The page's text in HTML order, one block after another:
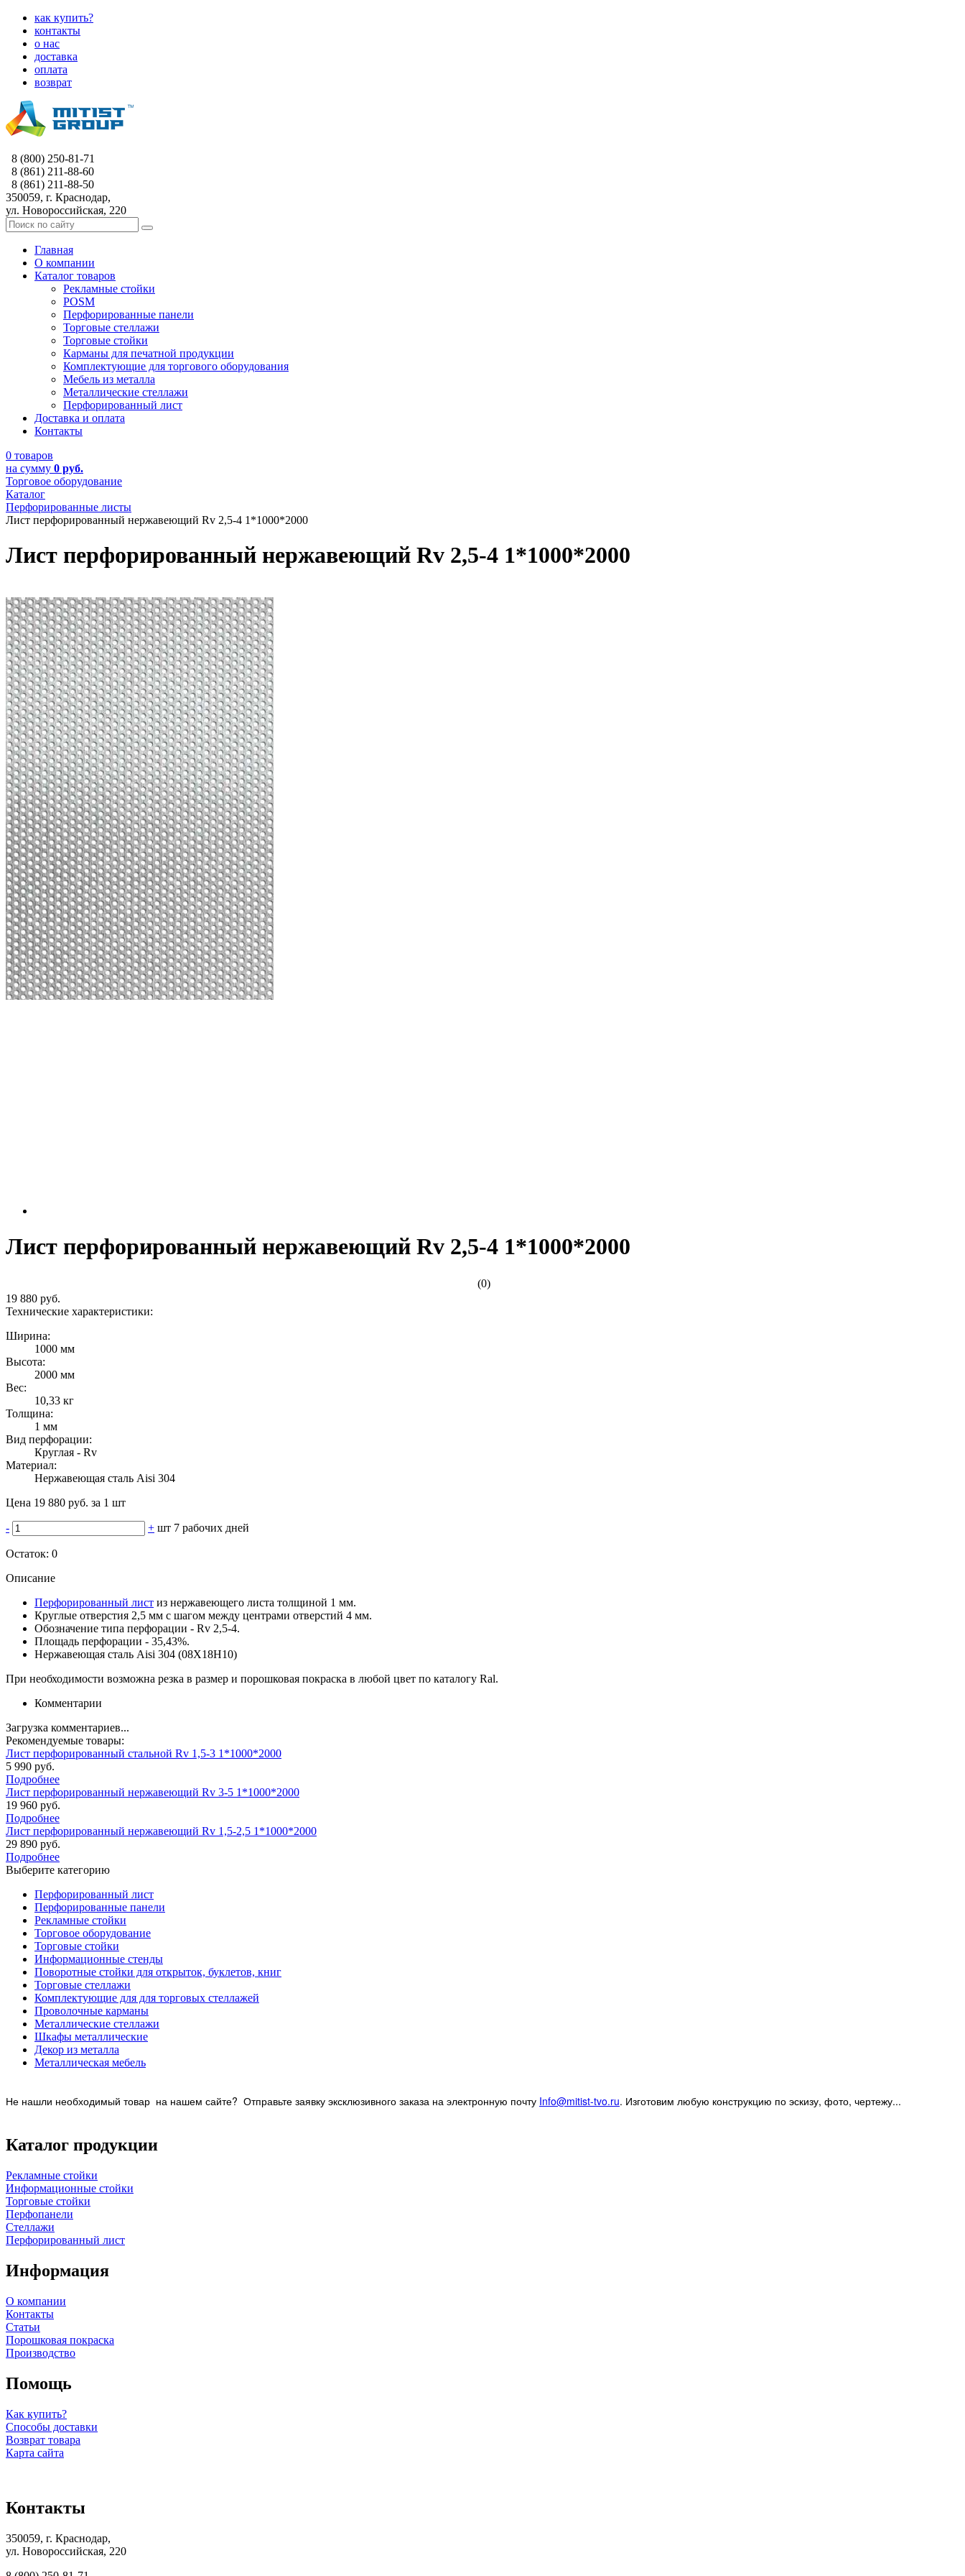
как купить?
контакты
о нас
доставка
оплата
возврат
8 (800) 250-81-71
8 (861) 211-88-60
8 (861) 211-88-50
350059, г. Краснодар,
ул. Новороссийская, 220
Главная
О компании
Каталог товаров
Рекламные стойки
POSM
Перфорированные панели
Торговые стеллажи
Торговые стойки
Карманы для печатной продукции
Комплектующие для торгового оборудования
Мебель из металла
Металлические стеллажи
Перфорированный лист
Доставка и оплата
Контакты
0 товаров
на сумму 0 руб.
Торговое оборудование
Каталог
Перфорированные листы
Лист перфорированный нержавеющий Rv 2,5-4 1*1000*2000
Лист перфорированный нержавеющий Rv 2,5-4 1*1000*2000
Лист перфорированный нержавеющий Rv 2,5-4 1*1000*2000
(0)
19 880 руб.
Технические характеристики:
Ширина:
1000 мм
Высота:
2000 мм
Вес:
10,33 кг
Толщина:
1 мм
Вид перфорации:
Круглая - Rv
Материал:
Нержавеющая сталь Aisi 304
Цена 19 880 руб. за 1 шт
- + шт 7 рабочих дней
Остаток: 0
Описание
Перфорированный лист из нержавеющего листа толщиной 1 мм.
Круглые отверстия 2,5 мм с шагом между центрами отверстий 4 мм.
Обозначение типа перфорации - Rv 2,5-4.
Площадь перфорации - 35,43%.
Нержавеющая сталь Aisi 304 (08Х18Н10)
При необходимости возможна резка в размер и порошковая покраска в любой цвет по каталогу Ral.
Комментарии
Загрузка комментариев...
Рекомендуемые товары:
Лист перфорированный стальной Rv 1,5-3 1*1000*2000
5 990 руб.
Подробнее
Лист перфорированный нержавеющий Rv 3-5 1*1000*2000
19 960 руб.
Подробнее
Лист перфорированный нержавеющий Rv 1,5-2,5 1*1000*2000
29 890 руб.
Подробнее
Выберите категорию
Перфорированный лист
Перфорированные панели
Рекламные стойки
Торговое оборудование
Торговые стойки
Информационные стенды
Поворотные стойки для открыток, буклетов, книг
Торговые стеллажи
Комплектующие для для торговых стеллажей
Проволочные карманы
Металлические стеллажи
Шкафы металлические
Декор из металла
Металлическая мебель
Не нашли необходимый товар на нашем сайте? Отправьте заявку эксклюзивного заказа на электронную почту Info@mitist-tvo.ru. Изготовим любую конструкцию по эскизу, фото, чертежу...
Каталог продукции
Рекламные стойки
Информационные стойки
Торговые стойки
Перфопанели
Стеллажи
Перфорированный лист
Информация
О компании
Контакты
Статьи
Порошковая покраска
Производство
Помощь
Как купить?
Способы доставки
Возврат товара
Карта сайта
Контакты
350059, г. Краснодар,
ул. Новороссийская, 220